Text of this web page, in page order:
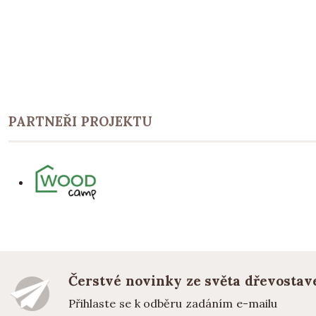
PARTNEŘI PROJEKTU
Čerstvé novinky ze světa
Přihlaste se k odběru zadáním e-mailu